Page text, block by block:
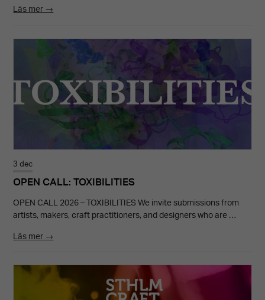
Läs mer →
3 dec
OPEN CALL: TOXIBILITIES
OPEN CALL 2026 – TOXIBILITIES We invite submissions from
artists, makers, craft practitioners, and designers who are …
Läs mer →